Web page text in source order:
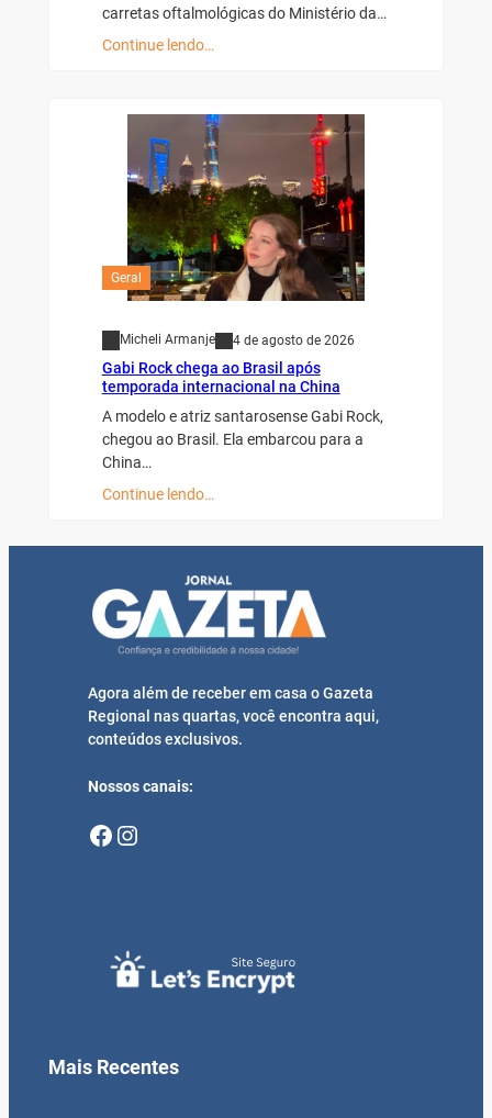
carretas oftalmológicas do Ministério da…
Continue lendo…
Geral
Micheli Armanje 4 de agosto de 2026
Gabi Rock chega ao Brasil após
temporada internacional na China
A modelo e atriz santarosense Gabi Rock,
chegou ao Brasil. Ela embarcou para a
China…
Continue lendo…
Agora além de receber em casa o Gazeta
Regional nas quartas, você encontra aqui,
conteúdos exclusivos.
Nossos canais:
Facebook Instagram
Mais Recentes